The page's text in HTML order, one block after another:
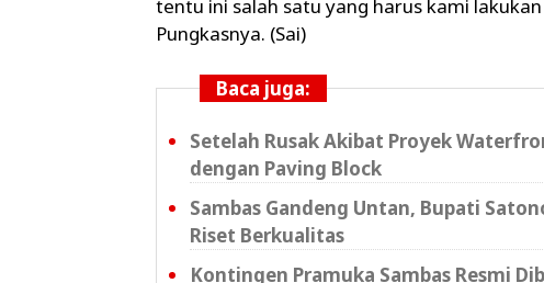
tentu ini salah satu yang harus kami
Pungkasnya. (Sai)
Baca juga:
Setelah Rusak Akibat Proyek
dengan Paving Block
Sambas Gandeng Untan, Bupati
Riset Berkualitas
Kontingen Pramuka Sambas Resmi